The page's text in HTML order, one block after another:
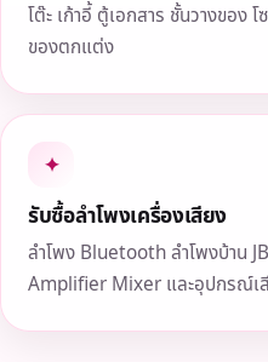
โต๊ะ เก้าอี้ ตู้เอกสาร ชั้นวางของ
ของตกแต่ง
✦
รับซื้อลำโพงเครื่องเสียง
ลำโพง Bluetooth ลำโพงบ้าน
Amplifier Mixer และอุปกรณ์เ